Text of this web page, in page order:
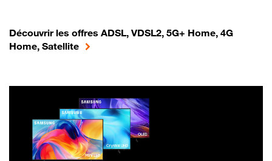
Découvrir les offres ADSL, VDSL2, 5G+ Home, 4G
Home, Satellite